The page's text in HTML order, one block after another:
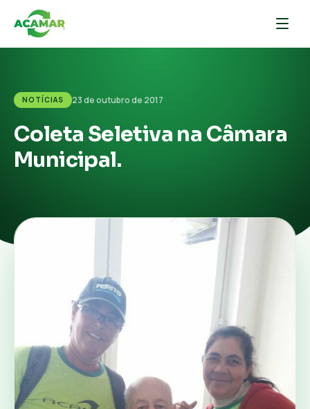
NOTÍCIAS 23 de outubro de 2017
Coleta Seletiva na Câmara
Municipal.